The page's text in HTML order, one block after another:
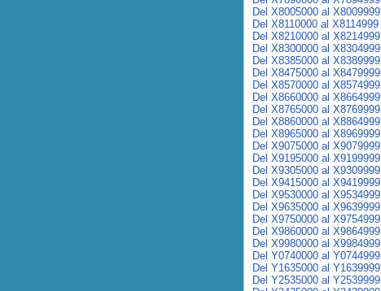
Del X8005000 al X8009999
Del X8110000 al X8114999
Del X8210000 al X8214999
Del X8300000 al X8304999
Del X8385000 al X8389999
Del X8475000 al X8479999
Del X8570000 al X8574999
Del X8660000 al X8664999
Del X8765000 al X8769999
Del X8860000 al X8864999
Del X8965000 al X8969999
Del X9075000 al X9079999
Del X9195000 al X9199999
Del X9305000 al X9309999
Del X9415000 al X9419999
Del X9530000 al X9534999
Del X9635000 al X9639999
Del X9750000 al X9754999
Del X9860000 al X9864999
Del X9980000 al X9984999
Del Y0740000 al Y0744999
Del Y1635000 al Y1639999
Del Y2535000 al Y2539999